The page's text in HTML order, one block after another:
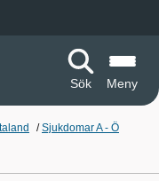
Sök
Meny
/Sjukdomar A - Ö